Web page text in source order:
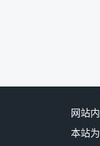
网站
本站